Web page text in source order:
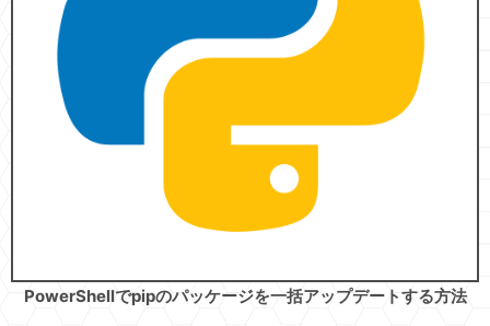
PowerShellでpipのパッケージを一括アップデートする方法